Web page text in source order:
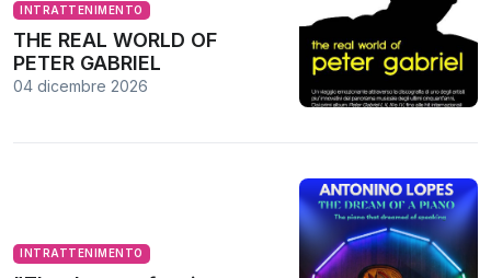
INTRATTENIMENTO
THE REAL WORLD OF
PETER GABRIEL
04 dicembre 2026
INTRATTENIMENTO